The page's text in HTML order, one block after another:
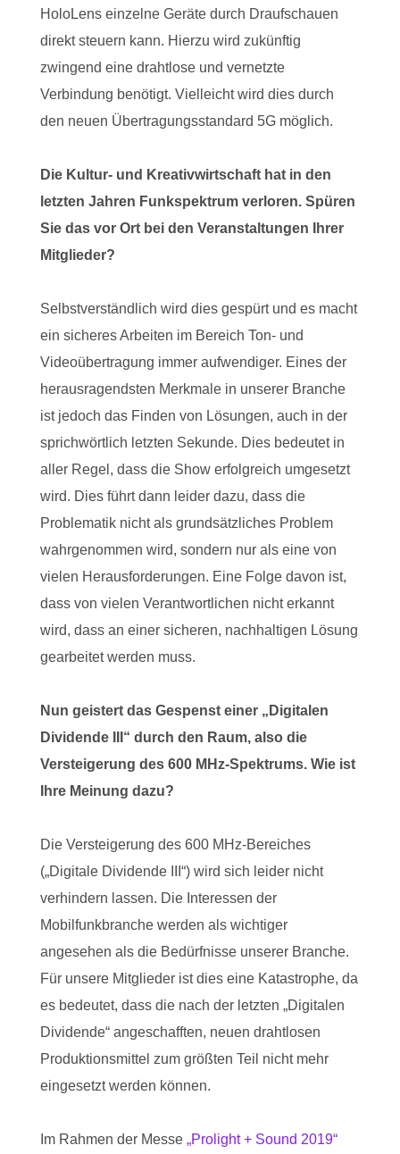
HoloLens einzelne Geräte durch Draufschauen
direkt steuern kann. Hierzu wird zukünftig
zwingend eine drahtlose und vernetzte
Verbindung benötigt. Vielleicht wird dies durch
den neuen Übertragungsstandard 5G möglich.
Die Kultur- und Kreativwirtschaft hat in den
letzten Jahren Funkspektrum verloren. Spüren
Sie das vor Ort bei den Veranstaltungen Ihrer
Mitglieder?
Selbstverständlich wird dies gespürt und es macht
ein sicheres Arbeiten im Bereich Ton- und
Videoübertragung immer aufwendiger. Eines der
herausragendsten Merkmale in unserer Branche
ist jedoch das Finden von Lösungen, auch in der
sprichwörtlich letzten Sekunde. Dies bedeutet in
aller Regel, dass die Show erfolgreich umgesetzt
wird. Dies führt dann leider dazu, dass die
Problematik nicht als grundsätzliches Problem
wahrgenommen wird, sondern nur als eine von
vielen Herausforderungen. Eine Folge davon ist,
dass von vielen Verantwortlichen nicht erkannt
wird, dass an einer sicheren, nachhaltigen Lösung
gearbeitet werden muss.
Nun geistert das Gespenst einer „Digitalen
Dividende III“ durch den Raum, also die
Versteigerung des 600 MHz-Spektrums. Wie ist
Ihre Meinung dazu?
Die Versteigerung des 600 MHz-Bereiches
(„Digitale Dividende III“) wird sich leider nicht
verhindern lassen. Die Interessen der
Mobilfunkbranche werden als wichtiger
angesehen als die Bedürfnisse unserer Branche.
Für unsere Mitglieder ist dies eine Katastrophe, da
es bedeutet, dass die nach der letzten „Digitalen
Dividende“ angeschafften, neuen drahtlosen
Produktionsmittel zum größten Teil nicht mehr
eingesetzt werden können.
Im Rahmen der Messe „Prolight + Sound 2019“